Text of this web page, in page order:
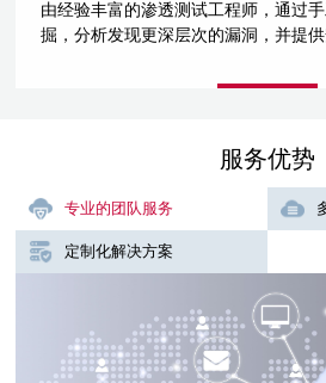
由经验丰富的渗透测试工程师，通过
掘，分析发现更深层次的漏洞，并提供
服务优势
专业的团队服务
定制化解决方案